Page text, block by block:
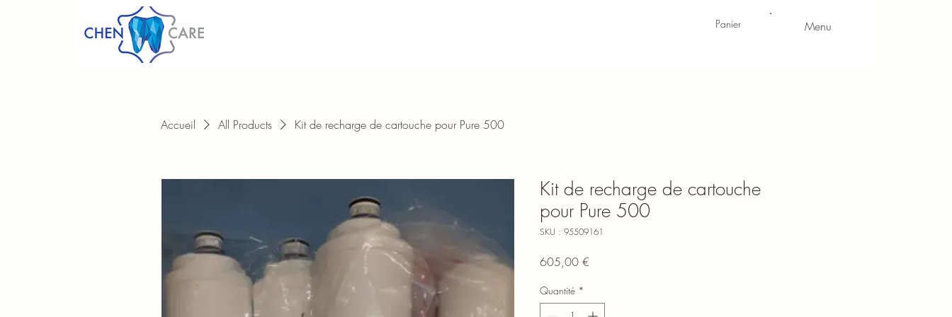
Panier Menu
Accueil All Products Kit de recharge de cartouche pour Pure 500
Kit de recharge de cartouche
pour Pure 500
SKU : 95509161
605,00 €
Quantité *